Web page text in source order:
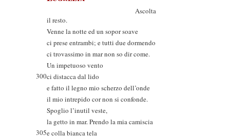
Ascolta
il resto.
Venne la notte ed un sopor soave
ci prese entrambi; e tutti due dormendo
ci trovassimo in mar non so dir come.
Un impetuoso vento
300ci distacca dal lido
e fatto il legno mio scherzo dell’onde
il mio intrepido cor non si confonde.
Spoglio l’inutil veste,
la getto in mar. Prendo la mia camiscia
305e colla bianca tela